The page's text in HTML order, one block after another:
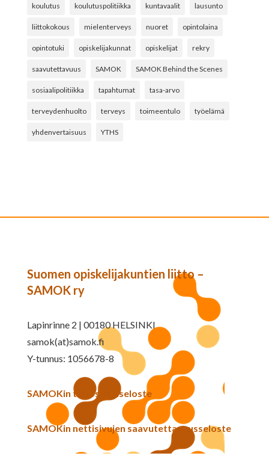
koulutus koulutuspolitiikka kuntavaalit lausunto
liittokokous mielenterveys nuoret opintolaina
opintotuki opiskelijakunnat opiskelijat rekry
saavutettavuus SAMOK SAMOK Behind the Scenes
sosiaalipolitiikka tapahtumat tasa-arvo
terveydenhuolto terveys toimeentulo työelämä
yhdenvertaisuus YTHS
Suomen opiskelijakuntien liitto –
SAMOK ry
Lapinrinne 2 | 00180 HELSINKI
samok(at)samok.fi
Y-tunnus: 1056678-8
SAMOKin tietosuojaseloste
SAMOKin nettisivujen saavutettavuusseloste